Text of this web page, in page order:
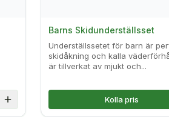
Lägg till i jämförelse
Barns Skidunderställsset
Underställssetet för barn är
skidåkning och kalla
är tillverkat av mjukt och...
Kolla pris